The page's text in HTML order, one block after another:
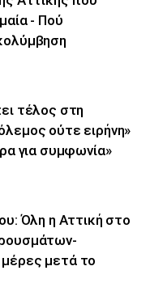
- Πού
τέλος στη
ούτε ειρήνη»
για συμφωνία»
Όλη η Αττική στο
μετά το